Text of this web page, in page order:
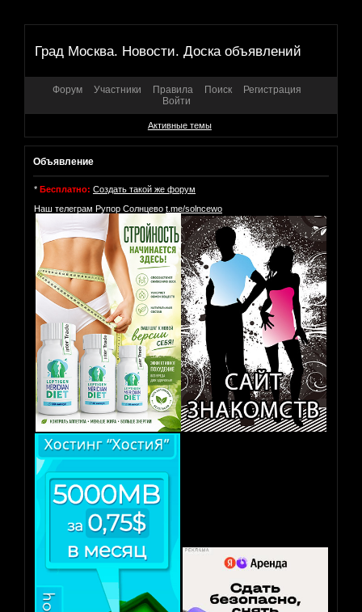
Град Москва. Новости. Доска объявлений
Форум Участники Правила Поиск
Регистрация
Войти
Активные темы
Объявление
* Бесплатно: Создать такой же форум
Наш телеграм Рупор Солнцево t.me/solncewo